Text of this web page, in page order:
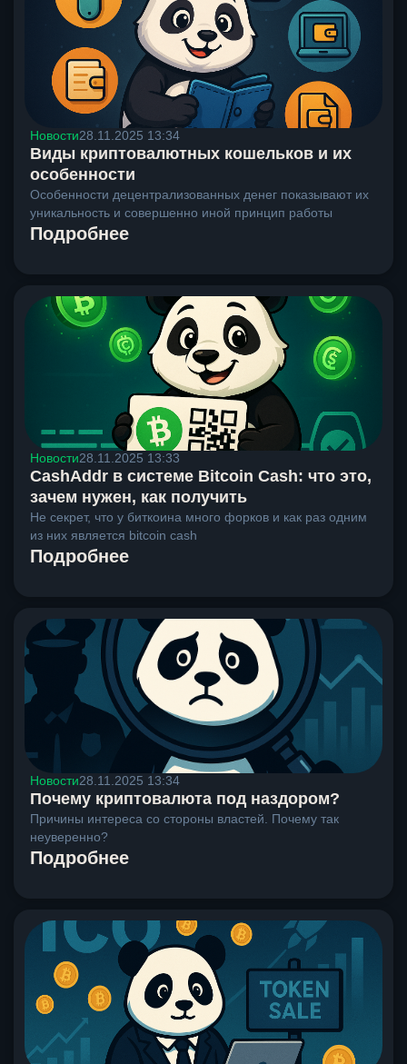
Новости28.11.2025 13:34
Виды криптовалютных кошельков и их
особенности
Особенности децентрализованных денег показывают их
уникальность и совершенно иной принцип работы
Подробнее
Новости28.11.2025 13:33
CashAddr в системе Bitcoin Cash: что это,
зачем нужен, как получить
Не секрет, что у биткоина много форков и как раз одним
из них является bitcoin cash
Подробнее
Новости28.11.2025 13:34
Почему криптовалюта под наздором?
Причины интереса со стороны властей. Почему так
неуверенно?
Подробнее